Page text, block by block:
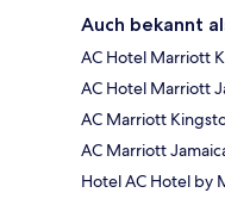
Auch bekannt
AC Hotel Marriott
AC Hotel Marriott
AC Marriott
AC Marriott
Hotel AC Hotel by